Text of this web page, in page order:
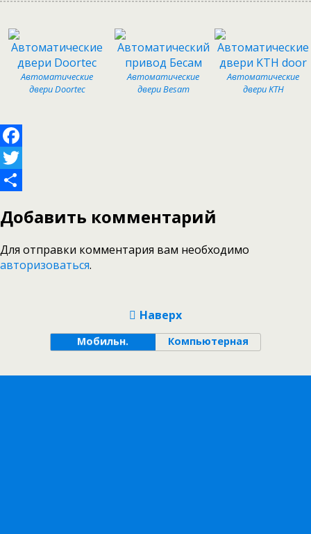
Автоматические
двери Doortec
Автоматические
двери Besam
Автоматические
двери KTH
Facebook
Twitter
Добавить комментарий
Для отправки комментария вам необходимо
авторизоваться.
Наверх
Мобильн. Компьютерная